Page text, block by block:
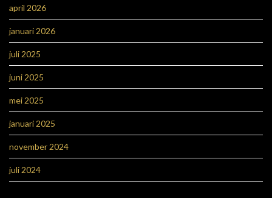
april 2026
januari 2026
juli 2025
juni 2025
mei 2025
januari 2025
november 2024
juli 2024